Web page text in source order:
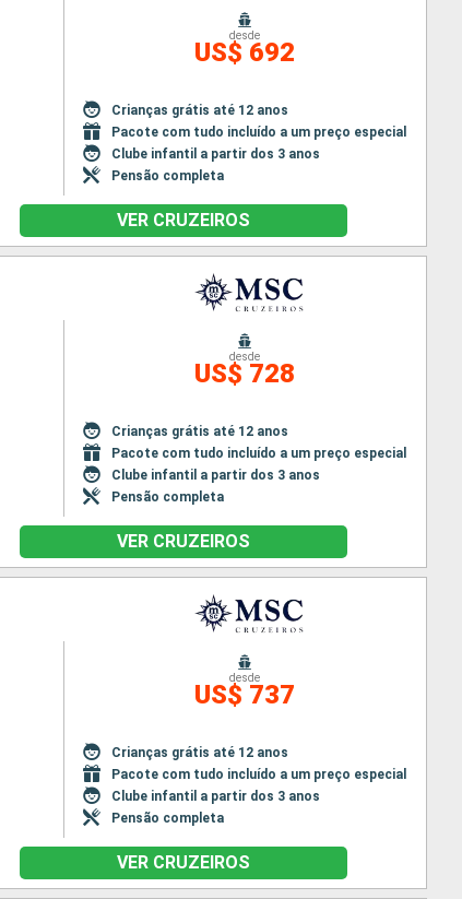
desde
US$ 692
Crianças grátis até 12 anos
Pacote com tudo incluído a um preço especial
Clube infantil a partir dos 3 anos
Pensão completa
VER CRUZEIROS
desde
US$ 728
Crianças grátis até 12 anos
Pacote com tudo incluído a um preço especial
Clube infantil a partir dos 3 anos
Pensão completa
VER CRUZEIROS
desde
US$ 737
Crianças grátis até 12 anos
Pacote com tudo incluído a um preço especial
Clube infantil a partir dos 3 anos
Pensão completa
VER CRUZEIROS